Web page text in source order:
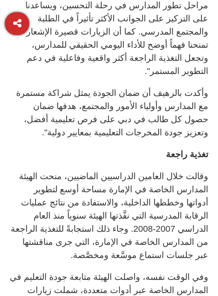
مراحل تطور المدارس في رحلة التحسين، ويساعدنا
على التركيز على الجوانب الأكثر تأثيراً في الطلبة
والمجتمع المدرسي. كما أن الزيارات قصيرة الإشعار
تمنحنا فهماً أوضح للأداء اليومي الحقيقي للمدارس،
وتجعل التغذية الراجعة أكثر واقعية وفاعلية في دعم
التطوير المستمر".
وأكدت بالرهيف أن ضمان الجودة يمثل شراكة مستمرة
مع المدارس وأولياء الأمور والمجتمع، هدفها ضمان
حصول كل طالب في دبي على فرص تعليمية أفضل،
وتعزيز جودة المخرجات التعليمية بمعايير دولية".
تغذية راجعة
وقالت خلال العامين الدراسيين الماضيين، منحت الهيئة
المدارس الخاصة في الإمارة مساحة أوسع لتطوير
أدواتها وخططها الداخلية، والاستفادة من نتائج عمليات
الرقابة المدرسية التي نفَّذتها الهيئة سنوياً منذ العام
الدراسي 2007-2008. وجاء ذلك استجابةً للتغذية الراجعة
من المدارس الخاصة في الإمارة، التي جرى مناقشتها
عبر جلسات استماع موسَّعة ومخصَّصة.
وفي الوقت نفسه، واصلت الهيئة متابعة جودة التعليم في
المدارس الخاصة عبر أدوات متعددة، شملت زيارات